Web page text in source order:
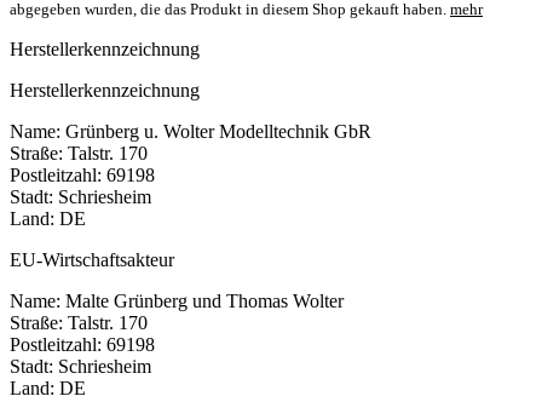
abgegeben wurden, die das Produkt in diesem Shop gekauft haben. mehr
Herstellerkennzeichnung
Herstellerkennzeichnung
Name: Grünberg u. Wolter Modelltechnik GbR
Straße: Talstr. 170
Postleitzahl: 69198
Stadt: Schriesheim
Land: DE
EU-Wirtschaftsakteur
Name: Malte Grünberg und Thomas Wolter
Straße: Talstr. 170
Postleitzahl: 69198
Stadt: Schriesheim
Land: DE